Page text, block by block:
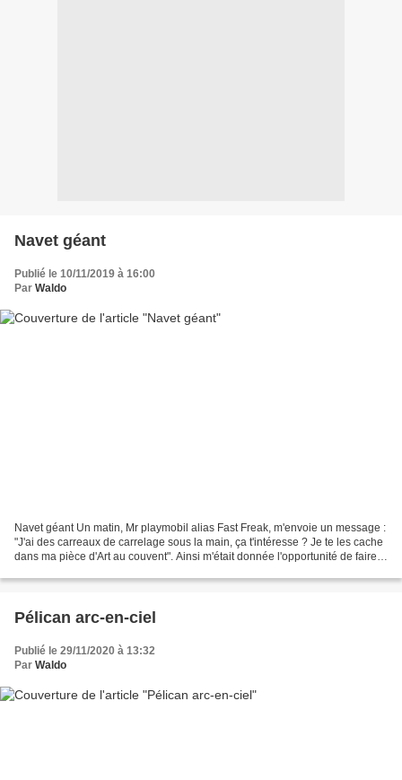
Navet géant
Publié le 10/11/2019 à 16:00
Par Waldo
Navet géant Un matin, Mr playmobil alias Fast Freak, m'envoie un message :
"J'ai des carreaux de carrelage sous la main, ça t'intéresse ? Je te les cache
dans ma pièce d'Art au couvent". Ainsi m'était donnée l'opportunité de faire
Pélican arc-en-ciel
Publié le 29/11/2020 à 13:32
Par Waldo